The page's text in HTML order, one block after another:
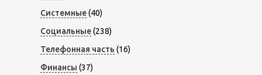
Системные(40)
Социальные(238)
Телефонная часть (16)
Финансы (37)